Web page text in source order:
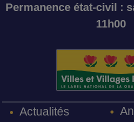
Permanence état-civil :
11h00
Actualités